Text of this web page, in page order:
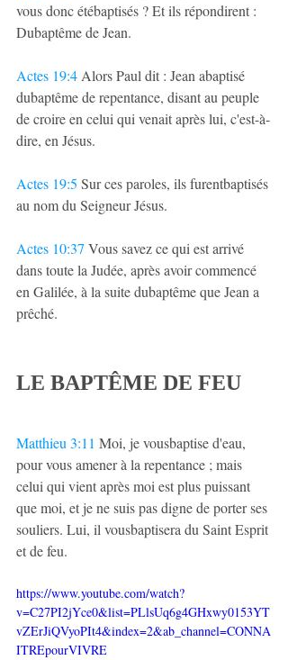
vous donc étébaptisés ? Et ils répondirent :
Dubaptême de Jean.
Actes 19:4 Alors Paul dit : Jean abaptisé
dubaptême de repentance, disant au peuple
de croire en celui qui venait après lui, c'est-à-
dire, en Jésus.
Actes 19:5 Sur ces paroles, ils furentbaptisés
au nom du Seigneur Jésus.
Actes 10:37 Vous savez ce qui est arrivé
dans toute la Judée, après avoir commencé
en Galilée, à la suite dubaptême que Jean a
prêché.
LE BAPTÊME DE FEU
Matthieu 3:11 Moi, je vousbaptise d'eau,
pour vous amener à la repentance ; mais
celui qui vient après moi est plus puissant
que moi, et je ne suis pas digne de porter ses
souliers. Lui, il vousbaptisera du Saint Esprit
et de feu.
https://www.youtube.com/watch?
v=C27PI2jYce0&list=PLlsUq6g4GHxwy0153YT
vZErJiQVyoPIt4&index=2&ab_channel=CONNA
ITREpourVIVRE